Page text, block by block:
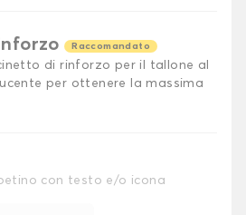
Raccomandato
di rinforzo per il tallone al
per ottenere la massima
con testo e/o icona